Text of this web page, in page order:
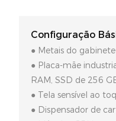
Configuração
● Metais do
● Placa-mãe
RAM, SSD de 256
● Tela sensível ao
● Dispensador de